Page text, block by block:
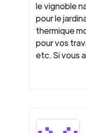
le vignoble
pour le
thermique
pour vos
etc. Si vous